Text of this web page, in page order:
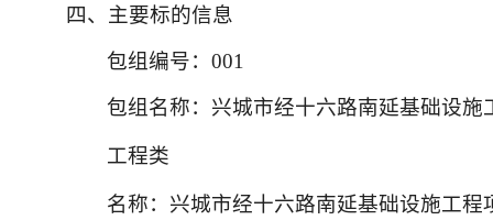
四、主要标的信息
包组编号：001
包组名称：兴城市经十六路南延基础设施
工程类
名称：兴城市经十六路南延基础设施工